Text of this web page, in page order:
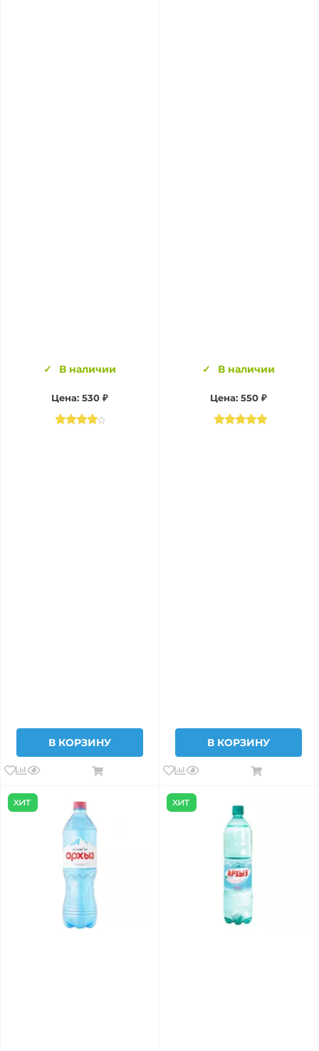
В наличии
Цена: 530 ₽
В КОРЗИНУ
В наличии
Цена: 550 ₽
В КОРЗИНУ